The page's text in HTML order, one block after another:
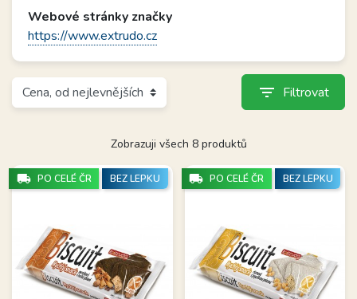
Webové stránky značky
https://www.extrudo.cz
filter_list Filtrovat
Zobrazuji všech 8 produktů
local_shipping PO CELÉ ČR BEZ LEPKU local_shipping PO CELÉ ČR BEZ LEPKU